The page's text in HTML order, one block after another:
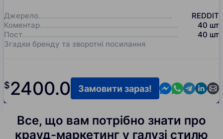
Джерело
REDDIT
Коментар
40 шт
Пост
40 шт
Згадки бренду та зворотні посилання
$2400.0 Contact us in
Contact us
Contact
Замовити зараз!
Все, що вам потрібно знати про
крауд-маркетинг у галузі стилю